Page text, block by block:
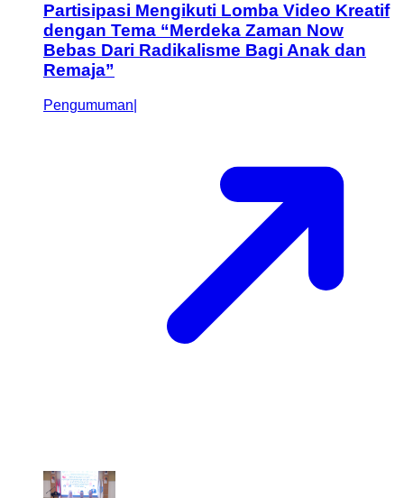
Partisipasi Mengikuti Lomba Video Kreatif
dengan Tema “Merdeka Zaman Now
Bebas Dari Radikalisme Bagi Anak dan
Remaja”
Pengumuman